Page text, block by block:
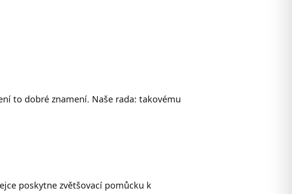
to dobré znamení. Naše rada: takovému
poskytne zvětšovací pomůcku k